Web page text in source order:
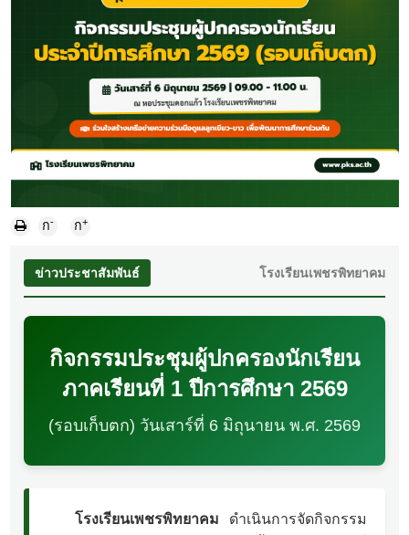
ก- ก+
ข่าวประชาสัมพันธ์ โรงเรียนเพชรพิทยาคม
กิจกรรมประชุมผู้ปกครองนักเรียน
ภาคเรียนที่ 1 ปีการศึกษา 2569
(รอบเก็บตก) วันเสาร์ที่ 6 มิถุนายน พ.ศ. 2569
โรงเรียนเพชรพิทยาคม ดำเนินการจัดกิจกรรม